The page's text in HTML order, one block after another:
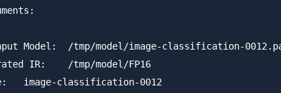
Model:  /tmp/model/image-classification-
IR:    /tmp/model/FP16
image-classification-0012